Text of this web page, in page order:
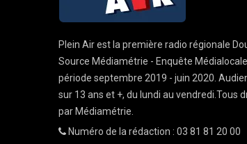
Plein Air est la première radio régionale
Source Médiamétrie - Enquête
période septembre 2019 - juin 2020.
sur 13 ans et +, du lundi au vendredi.Tous
par Médiamétrie.
Numéro de la rédaction : 03 81 81 20 00